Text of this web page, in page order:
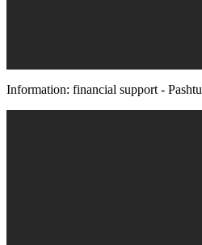
Information: financial support - Pashtu